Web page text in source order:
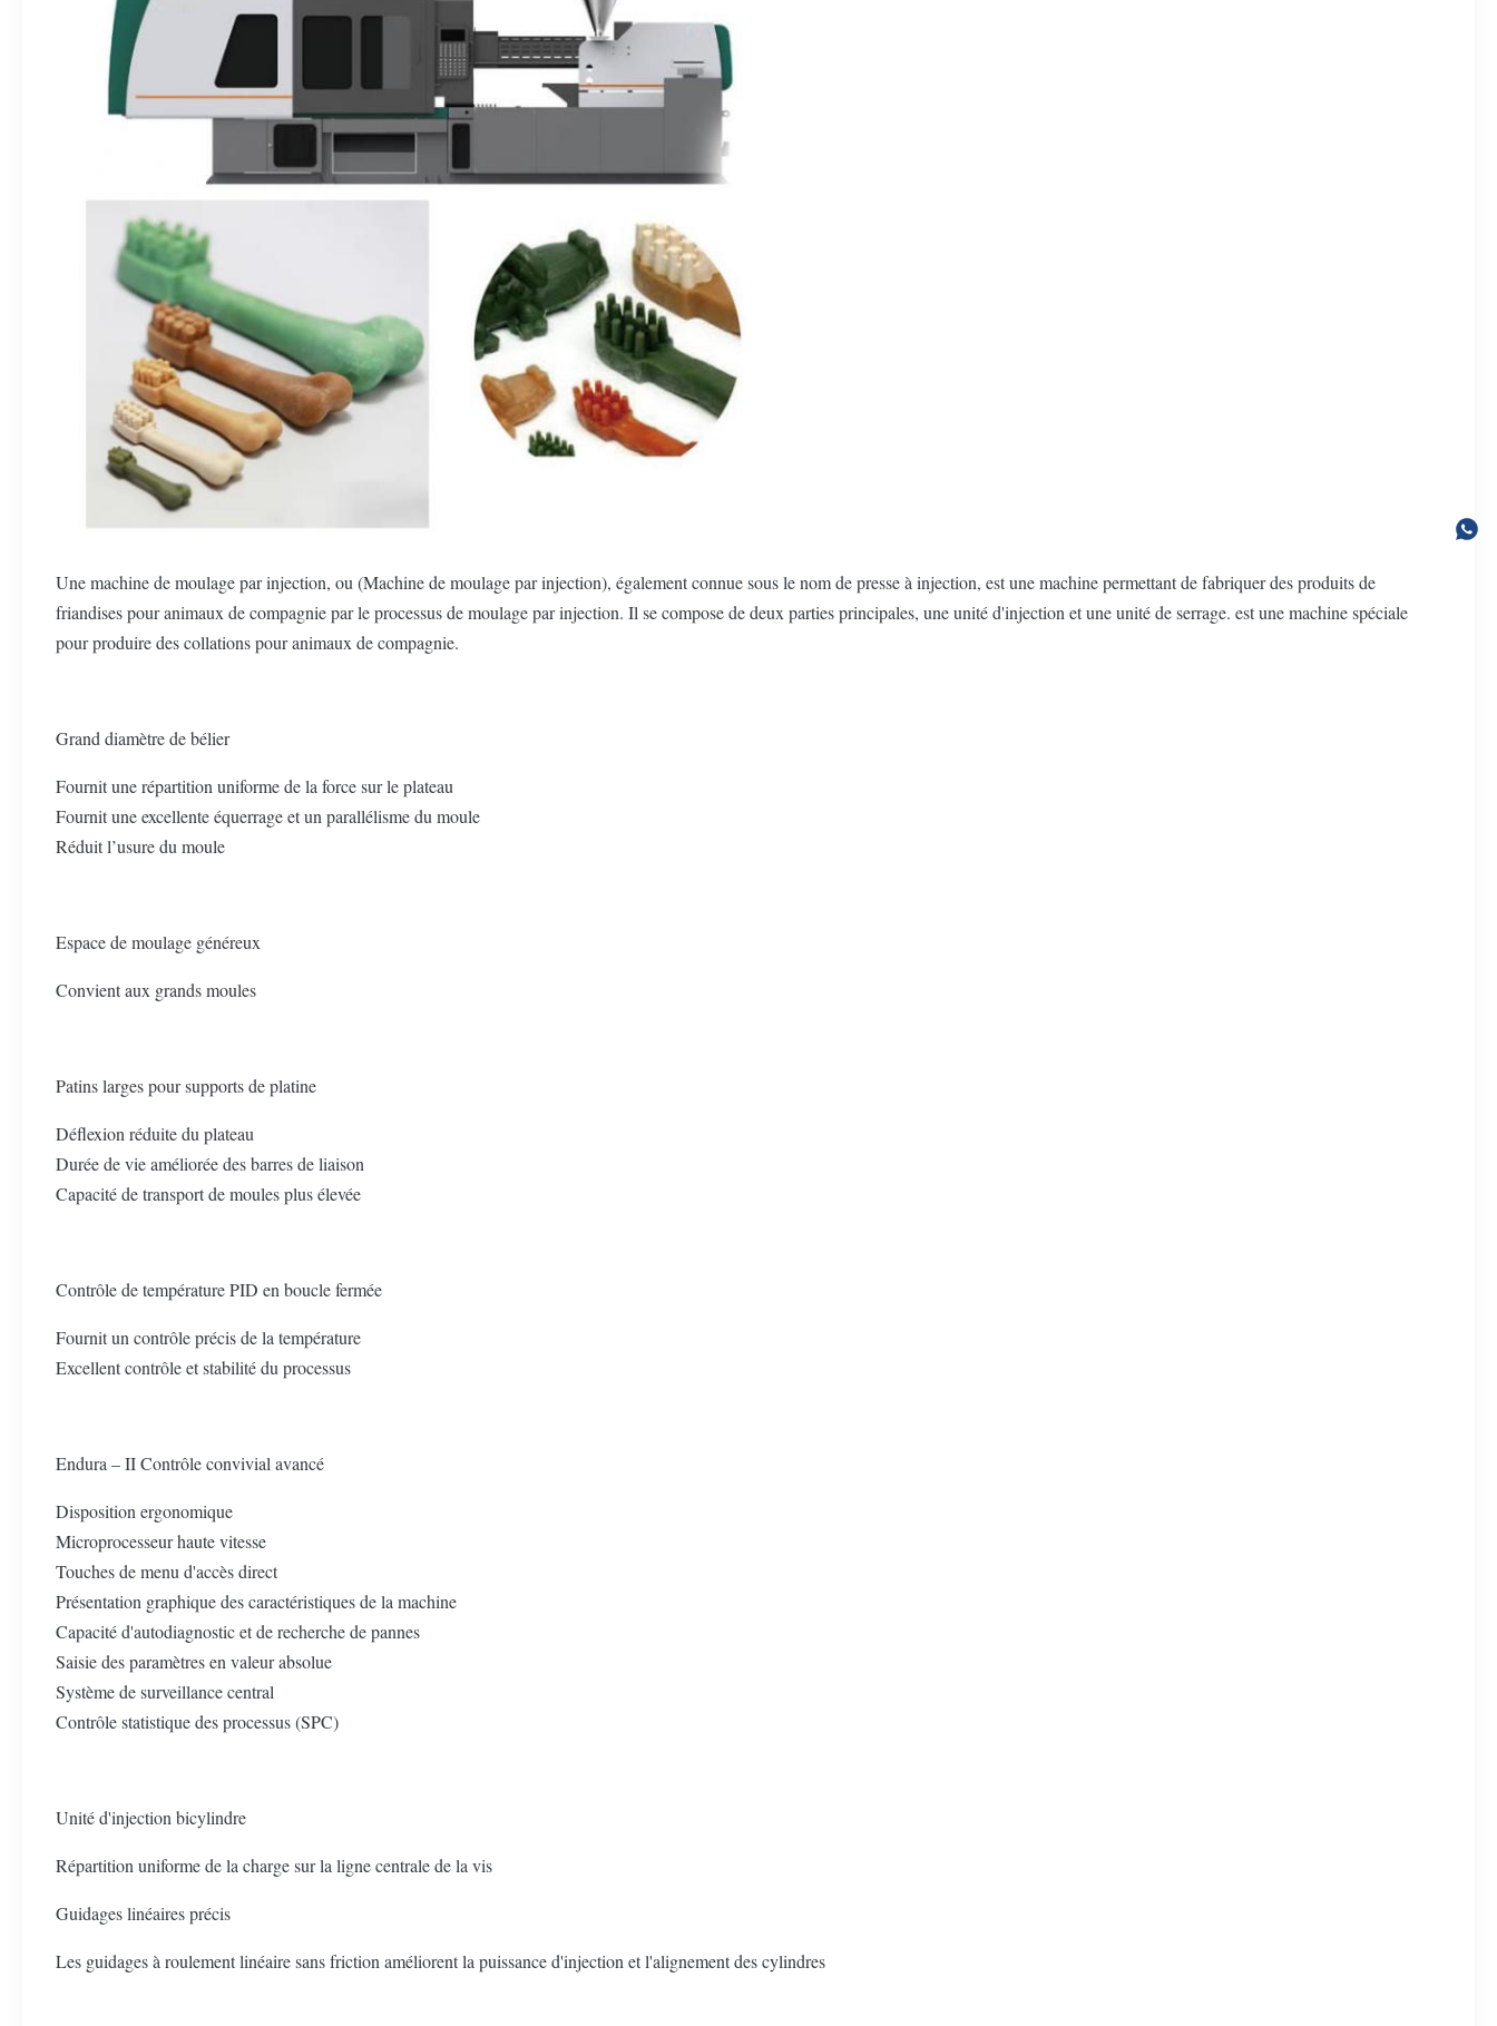
Une machine de moulage par injection, ou (Machine de moulage par injection), également connue sous le nom de presse à injection, est une machine permettant de fabriquer des produits de
friandises pour animaux de compagnie par le processus de moulage par injection. Il se compose de deux parties principales, une unité d'injection et une unité de serrage. est une machine spéciale
pour produire des collations pour animaux de compagnie.
Grand diamètre de bélier
Fournit une répartition uniforme de la force sur le plateau
Fournit une excellente équerrage et un parallélisme du moule
Réduit l’usure du moule
Espace de moulage généreux
Convient aux grands moules
Patins larges pour supports de platine
Déflexion réduite du plateau
Durée de vie améliorée des barres de liaison
Capacité de transport de moules plus élevée
Contrôle de température PID en boucle fermée
Fournit un contrôle précis de la température
Excellent contrôle et stabilité du processus
Endura – II Contrôle convivial avancé
Disposition ergonomique
Microprocesseur haute vitesse
Touches de menu d'accès direct
Présentation graphique des caractéristiques de la machine
Capacité d'autodiagnostic et de recherche de pannes
Saisie des paramètres en valeur absolue
Système de surveillance central
Contrôle statistique des processus (SPC)
Unité d'injection bicylindre
Répartition uniforme de la charge sur la ligne centrale de la vis
Guidages linéaires précis
Les guidages à roulement linéaire sans friction améliorent la puissance d'injection et l'alignement des cylindres